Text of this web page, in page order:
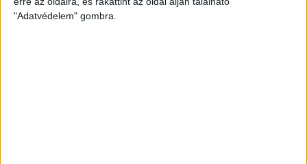
"Adatvédelem" gombra.
15. óra